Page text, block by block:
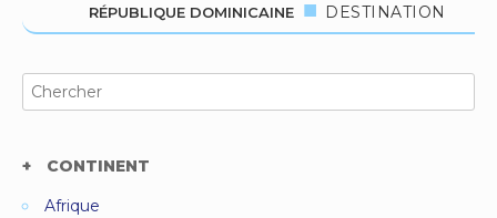
RÉPUBLIQUE DOMINICAINE DESTINATION
Search
for:
CONTINENT
Afrique